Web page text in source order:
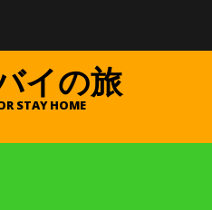
イの旅
STAY HOME